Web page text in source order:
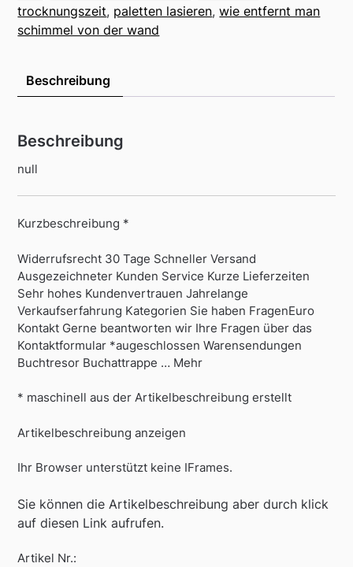
trocknungszeit, paletten lasieren,wie entfernt man
schimmel von der wand
Beschreibung
Beschreibung
null
Kurzbeschreibung *
Widerrufsrecht 30 Tage Schneller Versand
Ausgezeichneter Kunden Service Kurze Lieferzeiten
Sehr hohes Kundenvertrauen Jahrelange
Verkaufserfahrung Kategorien Sie haben FragenEuro
Kontakt Gerne beantworten wir Ihre Fragen über das
Kontaktformular *augeschlossen Warensendungen
Buchtresor Buchattrappe … Mehr
* maschinell aus der Artikelbeschreibung erstellt
Artikelbeschreibung anzeigen
Ihr Browser unterstützt keine IFrames.
Sie können die Artikelbeschreibung aber durch klick
auf diesen Link aufrufen.
Artikel Nr.: